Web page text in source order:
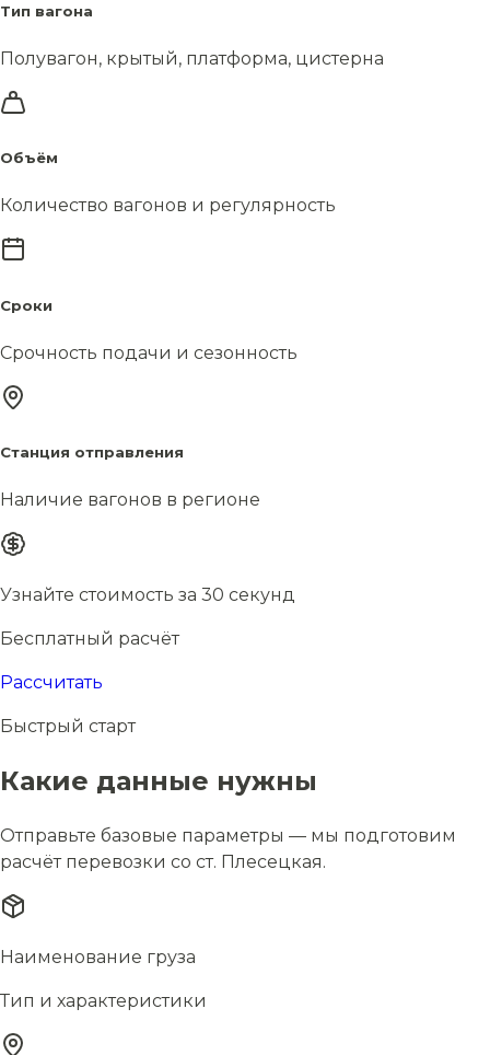
Тип вагона
Полувагон, крытый, платформа, цистерна
Объём
Количество вагонов и регулярность
Сроки
Срочность подачи и сезонность
Станция отправления
Наличие вагонов в регионе
Узнайте стоимость за 30 секунд
Бесплатный расчёт
Рассчитать
Быстрый старт
Какие данные нужны
Отправьте базовые параметры — мы подготовим
расчёт перевозки со ст. Плесецкая.
Наименование груза
Тип и характеристики